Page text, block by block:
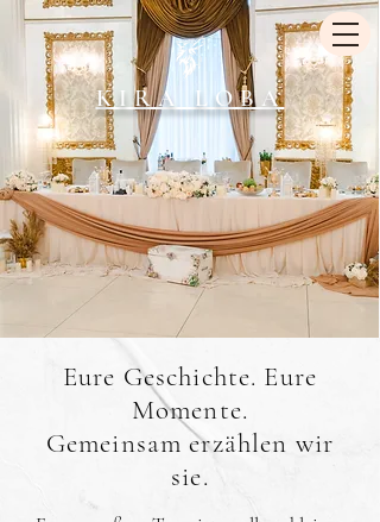
KIRA LOBA
Eure Geschichte. Eure
Momente.
Gemeinsam erzählen wir
sie.